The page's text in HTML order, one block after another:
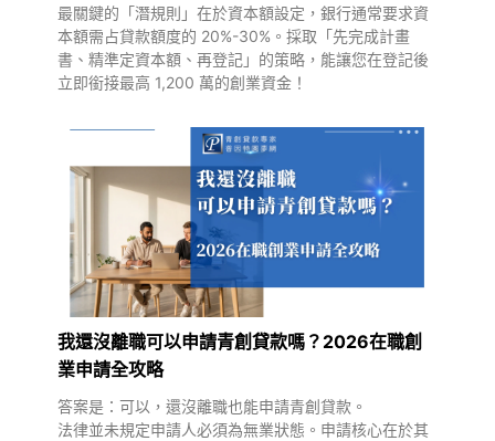
最關鍵的「潛規則」在於資本額設定，銀行通常要求資
本額需占貸款額度的 20%-30%。採取「先完成計畫
書、精準定資本額、再登記」的策略，能讓您在登記後
立即銜接最高 1,200 萬的創業資金！
我還沒離職可以申請青創貸款嗎？2026在職創
業申請全攻略
答案是：可以，還沒離職也能申請青創貸款。
法律並未規定申請人必須為無業狀態。申請核心在於其